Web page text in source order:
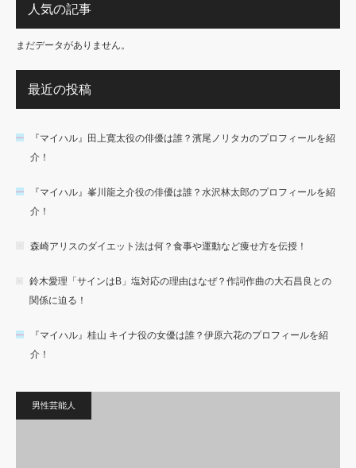
人気の記事
まだデータがありません。
最近の投稿
『マイハル』田上寛太役の俳優は誰？濱尾ノリタカのプロフィールを紹
介！
『マイハル』峯川龍之介役の俳優は誰？水沢林太郎のプロフィールを紹
介！
森崎アリスのダイエット法は何？食事や運動など痩せ方を伝授！
鈴木愛理「サインはB」塩対応の理由はなぜ？作詞作曲の大石昌良との
関係に迫る！
『マイハル』桂山 キイナ役の女優は誰？伊原六花のプロフィールを紹
介！
男性芸能人